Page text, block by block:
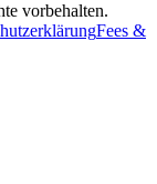
vorbehalten.
Fees &